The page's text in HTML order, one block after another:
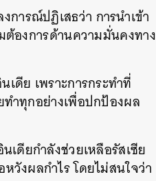
ารณ์ปฏิเสธว่า การนำเข้า
ต้องการด้านความมั่นคงทาง
ดีย เพราะการกระทำที่
ำทุกอย่างเพื่อปกป้องผล
ดียกำลังช่วยเหลือรัสเซีย
งผลกำไร โดยไม่สนใจว่า